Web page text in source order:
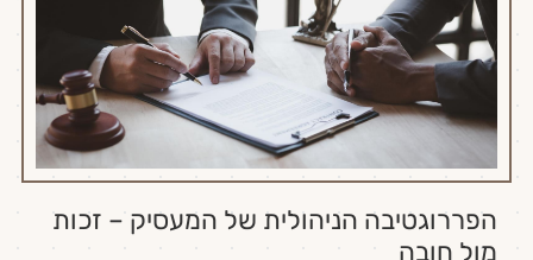
הפררוגטיבה הניהולית של המעסיק – זכות
מול חובה